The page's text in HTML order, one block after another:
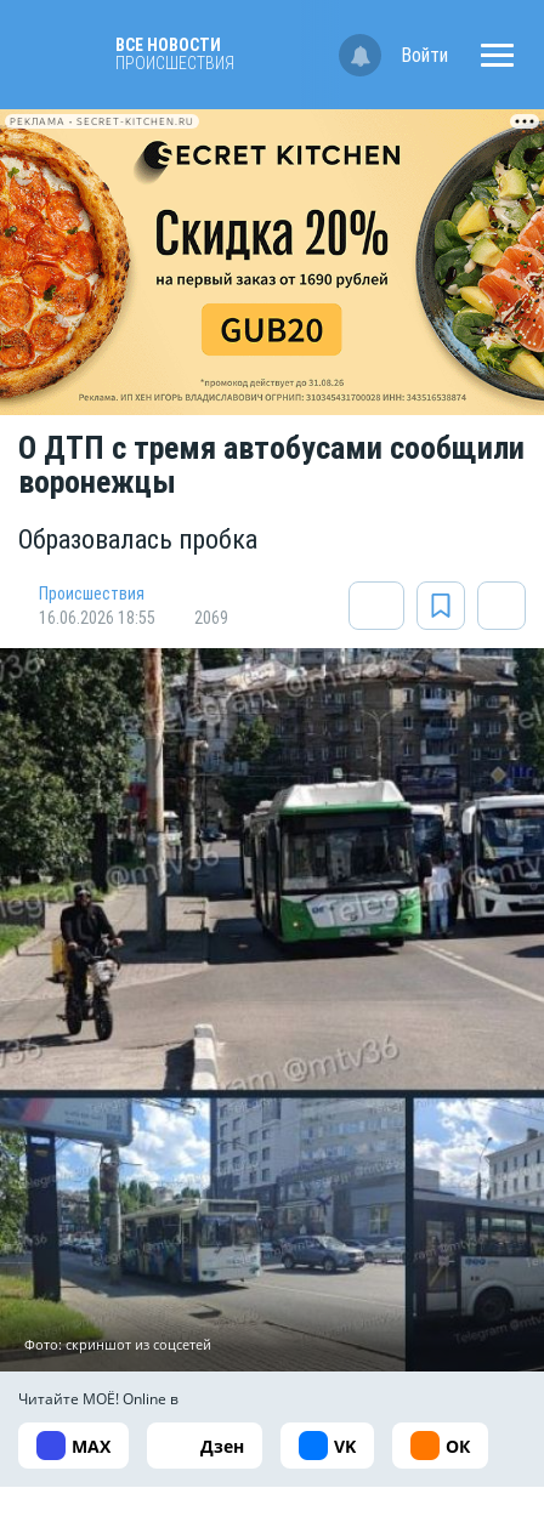
ВСЕ НОВОСТИ
ПРОИСШЕСТВИЯ
Войти
РЕКЛАМА • SECRET-KITCHEN.RU
О ДТП с тремя автобусами сообщили
воронежцы
Образовалась пробка
Происшествия
16.06.2026 18:55
2069
Фото: скриншот из соцсетей
Читайте МОЁ! Online в
MAX Дзен VK ОК